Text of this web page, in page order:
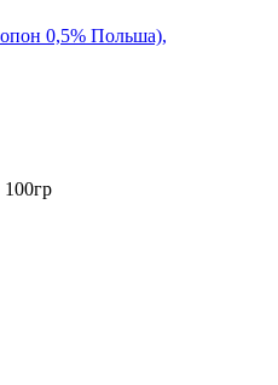
0,5% Польша),
100гр